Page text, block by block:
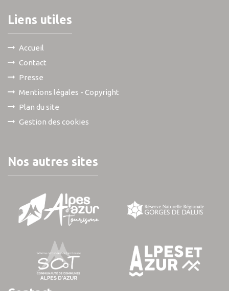
Liens utiles
Accueil
Contact
Presse
Mentions légales - Copyright
Plan du site
Gestion des cookies
Nos autres sites